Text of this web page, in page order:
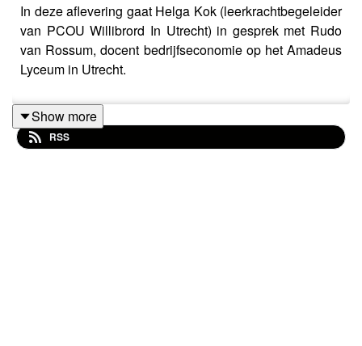
In deze aflevering gaat Helga Kok (leerkrachtbegeleider
van PCOU Willibrord In Utrecht) in gesprek met Rudo
van Rossum, docent bedrijfseconomie op het Amadeus
Lyceum in Utrecht.
Show more
RSS